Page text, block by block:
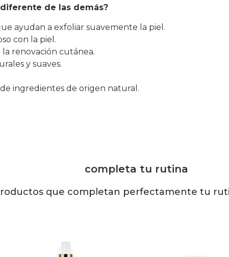
de las demás?
ayudan a exfoliar suavemente la piel.
con la piel.
renovación cutánea.
y suaves.
ingredientes de origen natural.
completa tu rutina
que completan perfectamente tu